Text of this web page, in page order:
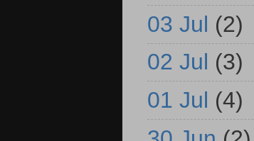
03 Jul (2)
02 Jul (3)
01 Jul (4)